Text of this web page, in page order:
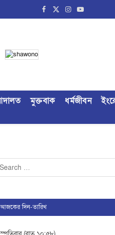
Facebook
X
Instagram
YouTube
মুক্তবাক ধর্মজীবন
আজকের দিন-তারিখ